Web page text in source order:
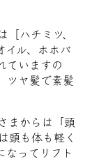
ハチミツ、
イル、ホホバ
ていますの
ツヤ髪で素髪
まからは「頭
頭も体も軽く
なってリフト